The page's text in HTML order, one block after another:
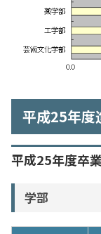
平成25年度
平成25年度卒
学部